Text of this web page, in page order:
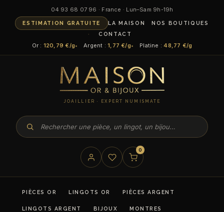
04 93 68 07 96 · France · Lun–Sam 9h-19h
ESTIMATION GRATUITE LA MAISON
NOS BOUTIQUES
CONTACT
Or : 120,79 €/g Argent :1,77 €/g Platine :48,77 €/g
JOAILLIER · EXPERT NUMISMATE
0
PIÈCES OR LINGOTS OR PIÈCES ARGENT
LINGOTS ARGENT BIJOUX MONTRES